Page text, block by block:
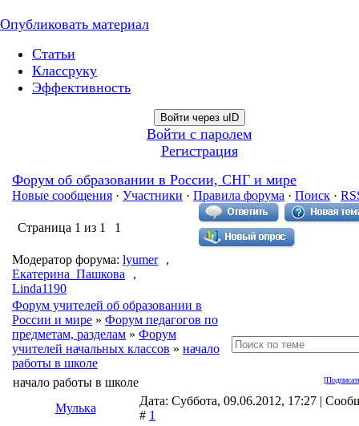
Опубликовать материал
Статьи
Классруку
Эффективность
Войти через uID
Войти с паролем
Регистрация
Форум об образовании в России, СНГ и мире
Новые сообщения · Участники · Правила форума · Поиск ·
Страница 1 из 1 1
Модератор форума: lyumer
,
Екатерина_Пашкова
,
Linda1190
Форум учителей об образовании в
России и мире » Форум педагогов по
предметам, разделам » Форум
учителей начальных классов » начало
работы в школе
[
начало работы в школе
Мулька
Дата: Суббота, 09.06.2012, 17:27 |
# 1